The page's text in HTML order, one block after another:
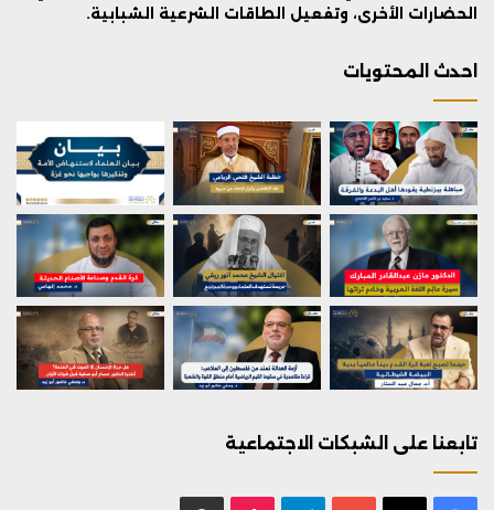
الحضارات الأخرى، وتفعيل الطاقات الشرعية الشبابية.
احدث المحتويات
تابعنا على الشبكات الاجتماعية